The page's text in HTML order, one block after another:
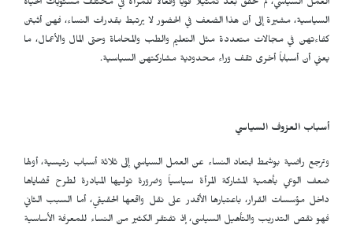
العمل السياسي، لم تحقق بعد تمثيلاً قوياً وفعالاً للمرأة في مختلف مستويات الحياة
السياسية، مشيرة إلى أن هذا الضعف في الحضور لا يرتبط بقدرات النساء، فهن أثبتن
كفاءتهن في مجالات متعددة مثل التعليم والطب والمحاماة وحتى المال والأعمال، ما
يعني أن أسباباً أخرى تقف وراء محدودية مشاركتهن السياسية.
أسباب العزوف السياسي
وترجع راضية بوشمط ابتعاد النساء عن العمل السياسي إلى ثلاثة أسباب رئيسية، أولها
ضعف الوعي بأهمية المشاركة المرأة سياسياً وضرورة توليها المبادرة لطرح قضاياها
داخل مؤسسات القرار، باعتبارها الأقدر على نقل واقعها الحقيقي، أما السبب الثاني
فهو نقص التدريب والتأهيل السياسي، إذ تفتقر الكثير من النساء للمعرفة الأساسية